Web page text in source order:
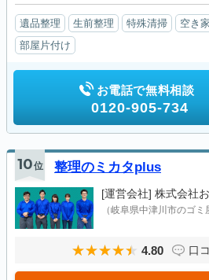
遺品整理 生前整理 特殊清掃 空き
部屋片付け
お電話で無料相談
0120-905-734
10位 整理のミカタplus
[運営会社] 株式会社
（岐阜県中津川市のゴミ
4.80 口